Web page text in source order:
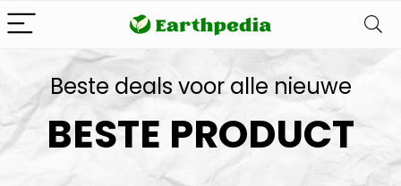
Beste deals voor alle nieuwe
BESTE PRODUCT